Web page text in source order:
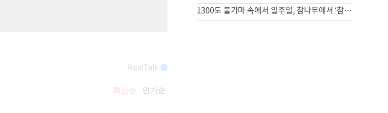
1300도 불가마 속에서 일주일, 참나무에서 ‘참숯’으로[스튜디오486]